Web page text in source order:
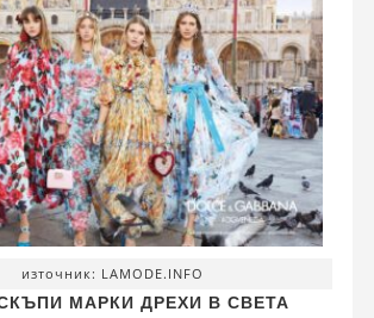
източник: LAMODE.INFO
МАРКИ ДРЕХИ В СВЕТА